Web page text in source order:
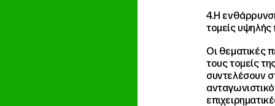
4.Η
τομείς υψηλής
Οι θεματικές
τους τομείς
συντελέσουν